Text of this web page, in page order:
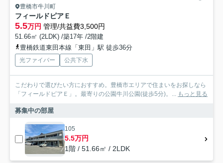
豊橋市牛川町
フィールドピアＥ
5.5万円 管理/共益費3,500円
51.66㎡ (2LDK) /築17年 /2階建
豊橋鉄道東田本線「東田」駅 徒歩36分
光ファイバー 公共下水
こだわりで選びたい方におすすめ。豊橋市エリアで住まいをお探しなら
「フィールドピアＥ」。最寄りの公園牛川公園(徒歩5分)。... もっと見る
募集中の部屋
105
5.5万円
1階 / 51.66㎡ / 2LDK